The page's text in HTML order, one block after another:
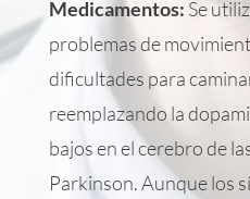
Medicamentos: Se
problemas de
dificultades para
reemplazando la
bajos en el cerebro de
Parkinson. Aunque los